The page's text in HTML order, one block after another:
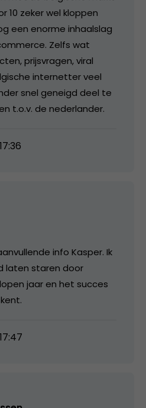
zeker wel kloppen
een enorme inhaalslag
Zelfs wat
prijsvragen, viral
internetter veel
snel geneigd deel te
t.o.v. de nederlander.
info Kasper. Ik
laten staren door
jaar en het succes